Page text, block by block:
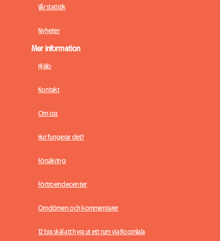
Vår statistik
Nyheter
Mer information
Hjälp
Kontakt
Om oss
Hur fungerar det?
Försäkring
Förtroendecenter
Omdömen och kommentarer
12 bra skäl att hyra ut ett rum via Roomlala